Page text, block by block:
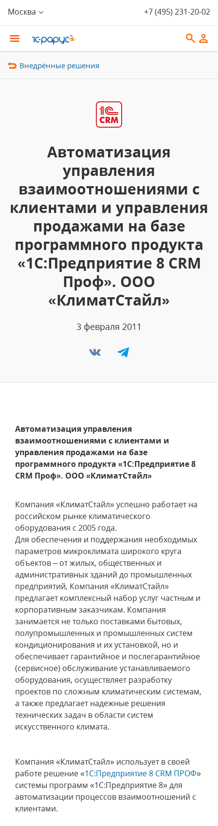
Москва +7 (495) 231-20-02
Внедрённые решения
Автоматизация
управления
взаимоотношениями с
клиентами и управления
продажами на базе
программного продукта
«1С:Предприятие 8 CRM
Проф». ООО
«КлиматСтайл»
3 февраля 2011
Автоматизация управления
взаимоотношениями с клиентами и
управления продажами на базе
программного продукта «1С:Предприятие 8
CRM Проф». ООО «КлиматСтайл»
Компания «КлиматСтайл» успешно работает на
российском рынке климатического
оборудования с 2005 года.
Для обеспечения и поддержания необходимых
параметров микроклимата широкого круга
объектов – от жилых, общественных и
административных зданий до промышленных
предприятий, Компания «КлиматСтайл»
предлагает комплексный набор услуг частным и
корпоративным заказчикам. Компания
занимается не только поставками бытовых,
полупромышленных и промышленных систем
кондиционирования и их установкой, но и
обеспечивает гарантийное и послегарантийное
(сервисное) обслуживание устанавливаемого
оборудования, осуществляет разработку
проектов по сложным климатическим системам,
а также предлагает надежные решения
технических задач в области систем
искусственного климата.
Компания «КлиматСтайл» использует в своей
работе решение «1С:Предприятие 8 CRM ПРОФ»
системы программ «1С:Предприятие 8» для
автоматизации процессов взаимоотношений с
клиентами.